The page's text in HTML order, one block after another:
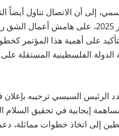
إلى أن الاتصال تناول أيضاً
عقده في 22 سبتمبر 2025، على هامش
على أهمية هذا المؤتمر
الرئيس السيسي ترحيبه بإعلان
إيجابية في تحقيق السلام
إلى اتخاذ خطوات مماثلة،